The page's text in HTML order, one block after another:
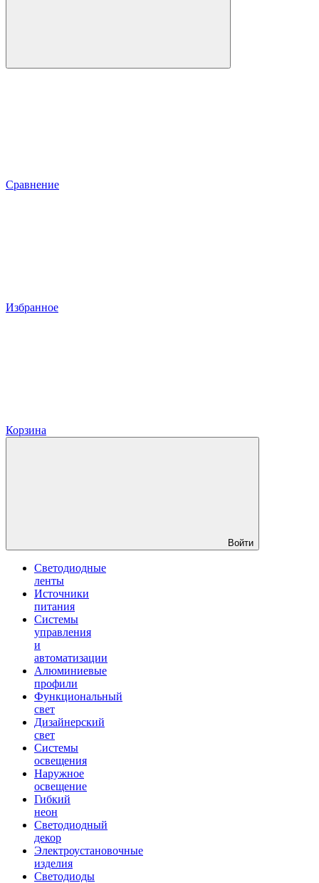
Сравнение
Избранное
Корзина
Войти
Светодиодные
ленты
Источники
питания
Системы
управления
и
автоматизации
Алюминиевые
профили
Функциональный
свет
Дизайнерский
свет
Системы
освещения
Наружное
освещение
Гибкий
неон
Светодиодный
декор
Электроустановочные
изделия
Светодиоды